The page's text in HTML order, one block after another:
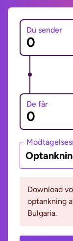
Du sender
De får
Download
optankning
Bulgaria.